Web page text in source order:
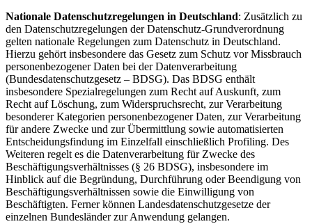
Nationale Datenschutzregelungen in Deutschland: Zusätzlich zu
den Datenschutzregelungen der Datenschutz-Grundverordnung
gelten nationale Regelungen zum Datenschutz in Deutschland.
Hierzu gehört insbesondere das Gesetz zum Schutz vor Missbrauch
personenbezogener Daten bei der Datenverarbeitung
(Bundesdatenschutzgesetz – BDSG). Das BDSG enthält
insbesondere Spezialregelungen zum Recht auf Auskunft, zum
Recht auf Löschung, zum Widerspruchsrecht, zur Verarbeitung
besonderer Kategorien personenbezogener Daten, zur Verarbeitung
für andere Zwecke und zur Übermittlung sowie automatisierten
Entscheidungsfindung im Einzelfall einschließlich Profiling. Des
Weiteren regelt es die Datenverarbeitung für Zwecke des
Beschäftigungsverhältnisses (§ 26 BDSG), insbesondere im
Hinblick auf die Begründung, Durchführung oder Beendigung von
Beschäftigungsverhältnissen sowie die Einwilligung von
Beschäftigten. Ferner können Landesdatenschutzgesetze der
einzelnen Bundesländer zur Anwendung gelangen.